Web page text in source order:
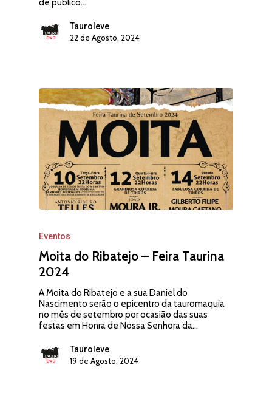
de público…
Tauroleve
22 de Agosto, 2024
Eventos
Moita do Ribatejo – Feira Taurina
2024
A Moita do Ribatejo e a sua Daniel do
Nascimento serão o epicentro da tauromaquia
no mês de setembro por ocasião das suas
festas em Honra de Nossa Senhora da…
Tauroleve
19 de Agosto, 2024
Clube Tauroleve
Sobre a Tauroleve
T: –
E: –